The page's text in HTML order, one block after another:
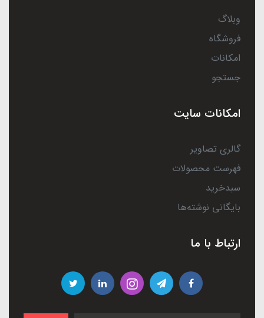
وبلاگ
فروشگاه
امکانات
جستجو
امکانات سایت
گالری تصاویر
فهرست محصولات
سبدخرید
بایگانی نوشته‌ها
ارتباط با ما